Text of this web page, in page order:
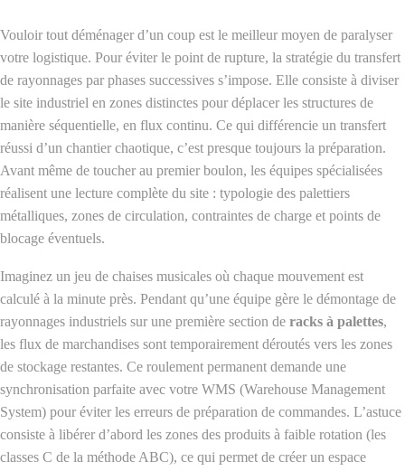
Vouloir tout déménager d’un coup est le meilleur moyen de paralyser
votre logistique. Pour éviter le point de rupture, la stratégie du transfert
de rayonnages par phases successives s’impose. Elle consiste à diviser
le site industriel en zones distinctes pour déplacer les structures de
manière séquentielle, en flux continu. Ce qui différencie un transfert
réussi d’un chantier chaotique, c’est presque toujours la préparation.
Avant même de toucher au premier boulon, les équipes spécialisées
réalisent une lecture complète du site : typologie des palettiers
métalliques, zones de circulation, contraintes de charge et points de
blocage éventuels.
Imaginez un jeu de chaises musicales où chaque mouvement est
calculé à la minute près. Pendant qu’une équipe gère le démontage de
rayonnages industriels sur une première section de racks à palettes,
les flux de marchandises sont temporairement déroutés vers les zones
de stockage restantes. Ce roulement permanent demande une
synchronisation parfaite avec votre WMS (Warehouse Management
System) pour éviter les erreurs de préparation de commandes. L’astuce
consiste à libérer d’abord les zones des produits à faible rotation (les
classes C de la méthode ABC), ce qui permet de créer un espace